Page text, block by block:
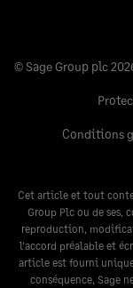
© Sage Group plc
Conditions
Cet article et tout
Group Plc ou de ses,
reproduction,
l’accord préalable et
article est fourni
conséquence, Sage